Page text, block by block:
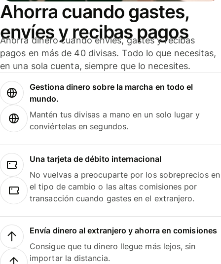
Ahorra cuando gastes,
envíes y recibas pagos
Ahorra dinero cuando envíes, gastes y recibas
pagos en más de 40 divisas. Todo lo que necesitas,
en una sola cuenta, siempre que lo necesites.
Gestiona dinero sobre la marcha en todo el
mundo.
Mantén tus divisas a mano en un solo lugar y
conviértelas en segundos.
Una tarjeta de débito internacional
No vuelvas a preocuparte por los sobreprecios en
el tipo de cambio o las altas comisiones por
transacción cuando gastes en el extranjero.
Envía dinero al extranjero y ahorra en comisiones
Consigue que tu dinero llegue más lejos, sin
importar la distancia.